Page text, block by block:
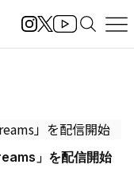
」を配信開始